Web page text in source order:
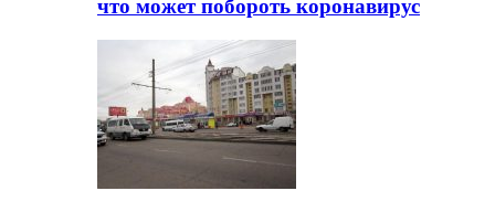
что может побороть коронавирус